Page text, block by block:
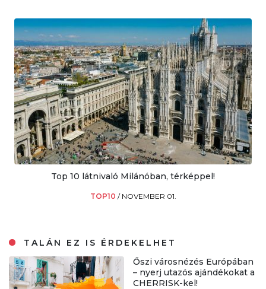
Top 10 látnivaló Milánóban, térképpel!
TOP10 / NOVEMBER 01.
TALÁN EZ IS ÉRDEKELHET
Őszi városnézés Európában
– nyerj utazós ajándékokat a
CHERRISK-kel!